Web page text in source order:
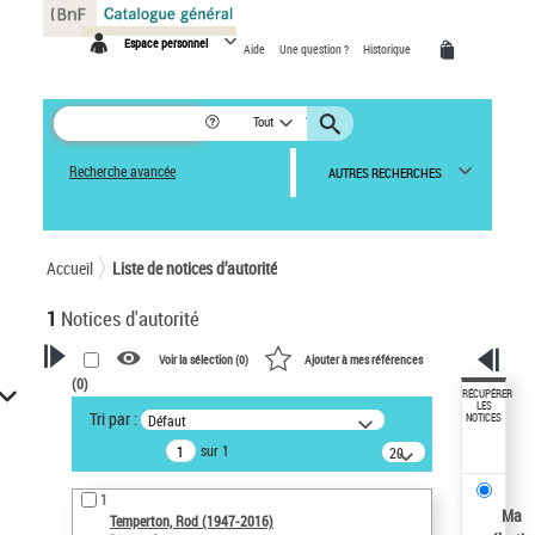
Espace personnel Aide Une question ? Historique
Tout
Recherche avancée AUTRES RECHERCHES
Accueil Liste de notices d’autorité
1 Notices d'autorité
VOTRE RECHERCHE
Recherche avancée dans les
notices d’autorité
Œuvres liées à l'auteur :
Temperton, Rod (1947-2016)
Voir la sélection (0) Ajouter à mes références
(0)
Tri par : Défaut
sur 1
20
résultats/page
1
Temperton, Rod (1947-2016)
RÉCUPÉRER
LES
NOTICES
Ma
Panneau de gestion des cookies